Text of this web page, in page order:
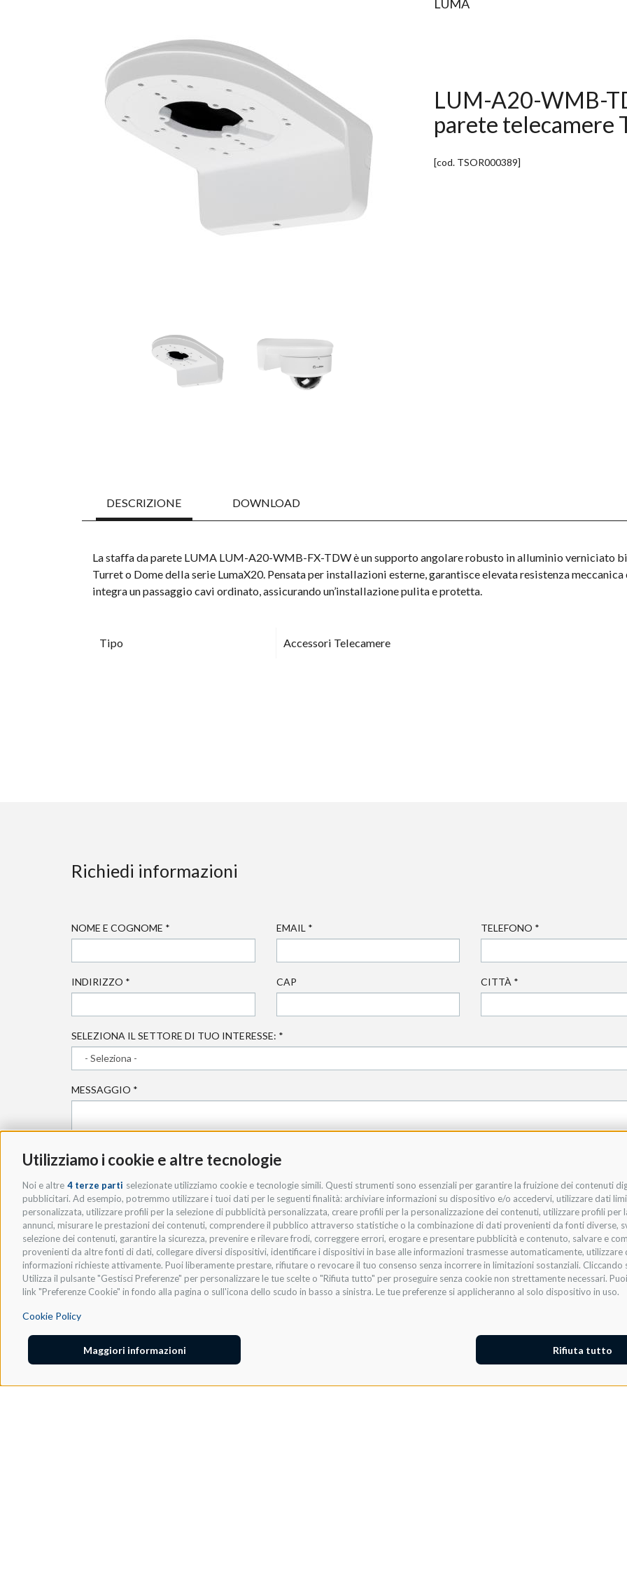
Utilizziamo i cookie e altre tecnologie
Noi e altre 4 terze parti selezionate utilizziamo cookie e tecnologie simili. Questi strumenti sono essenziali per garantire la fruizione dei contenuti
pubblicitari. Ad esempio, potremmo utilizzare i tuoi dati per le seguenti finalità: archiviare informazioni su dispositivo e/o accedervi, utilizzare dati
personalizzata, utilizzare profili per la selezione di pubblicità personalizzata, creare profili per la personalizzazione dei contenuti, utilizzare profili
annunci, misurare le prestazioni dei contenuti, comprendere il pubblico attraverso statistiche o la combinazione di dati provenienti da fonti diverse,
selezione dei contenuti, garantire la sicurezza, prevenire e rilevare frodi, correggere errori, erogare e presentare pubblicità e contenuto, salvare e
provenienti da altre fonti di dati, collegare diversi dispositivi, identificare i dispositivi in base alle informazioni trasmesse automaticamente,
informazioni richieste attivamente. Puoi liberamente prestare, rifiutare o revocare il tuo consenso senza incorrere in limitazioni sostanziali.
Utilizza il pulsante "Gestisci Preferenze" per personalizzare le tue scelte o "Rifiuta tutto" per proseguire senza cookie non strettamente necessari.
link "Preferenze Cookie" in fondo alla pagina o sull'icona dello scudo in basso a sinistra. Le tue preferenze si applicheranno al solo dispositivo in uso.
Cookie Policy
Rifiuta tutto
Maggiori informazioni
LUMA
LUM-A20-WMB-
parete telecamere
[cod. TSOR000389]
DESCRIZIONE DOWNLOAD
La staffa da parete LUMA LUM-A20-WMB-FX-TDW è un supporto angolare robusto in alluminio verniciato
Turret o Dome della serie LumaX20. Pensata per installazioni esterne, garantisce elevata resistenza
integra un passaggio cavi ordinato, assicurando un’installazione pulita e protetta.
Tipo Accessori Telecamere
Richiedi informazioni
NOME E COGNOME * EMAIL * TELEFONO *
INDIRIZZO * CAP CITTÀ *
SELEZIONA IL SETTORE DI TUO INTERESSE: *
MESSAGGIO *
* ACCETTO LA PRIVACY POLICY